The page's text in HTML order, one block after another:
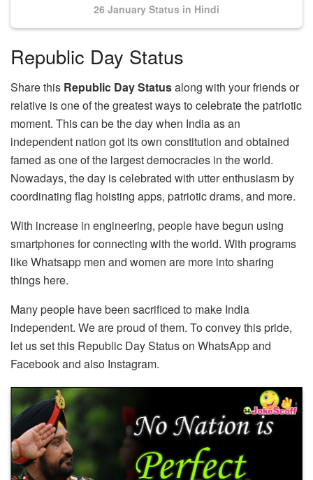
26 January Status in Hindi
Republic Day Status
Share this Republic Day Statusalong with your friends or
relative is one of the greatest ways to celebrate the patriotic
moment. This can be the day when India as an
independent nation got its own constitution and obtained
famed as one of the largest democracies in the world.
Nowadays, the day is celebrated with utter enthusiasm by
coordinating flag hoisting apps, patriotic drams, and more.
With increase in engineering, people have begun using
smartphones for connecting with the world. With programs
like Whatsapp men and women are more into sharing
things here.
Many people have been sacrificed to make India
independent. We are proud of them. To convey this pride,
let us set this Republic Day Status on WhatsApp and
Facebook and also Instagram.